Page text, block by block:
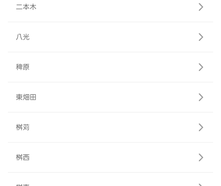
二本木
八光
稗原
東畑田
桝苅
桝西